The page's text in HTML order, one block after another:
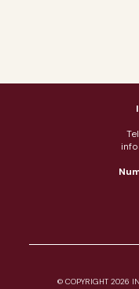
© COPYRIGHT 2026